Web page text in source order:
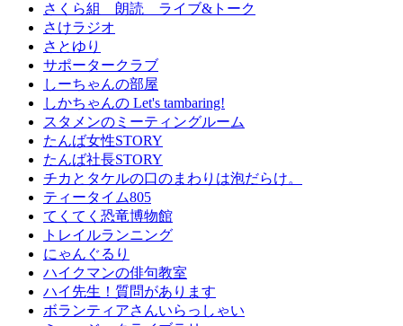
さくら組 朗読 ライブ&トーク
さけラジオ
さとゆり
サポータークラブ
しーちゃんの部屋
しかちゃんの Let's tambaring!
スタメンのミーティングルーム
たんば女性STORY
たんば社長STORY
チカとタケルの口のまわりは泡だらけ。
ティータイム805
てくてく恐竜博物館
トレイルランニング
にゃんぐるり
ハイクマンの俳句教室
ハイ先生！質問があります
ボランティアさんいらっしゃい